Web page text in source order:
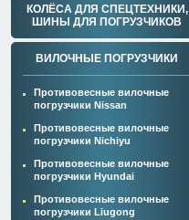
КОЛЁСА ДЛЯ СПЕЦТЕХНИКИ,
ШИНЫ ДЛЯ ПОГРУЗЧИКОВ
ВИЛОЧНЫЕ ПОГРУЗЧИКИ
Противовесные вилочные
погрузчики Nissan
Противовесные вилочные
погрузчики Nichiyu
Противовесные вилочные
погрузчики Hyundai
Противовесные вилочные
погрузчики Liugong